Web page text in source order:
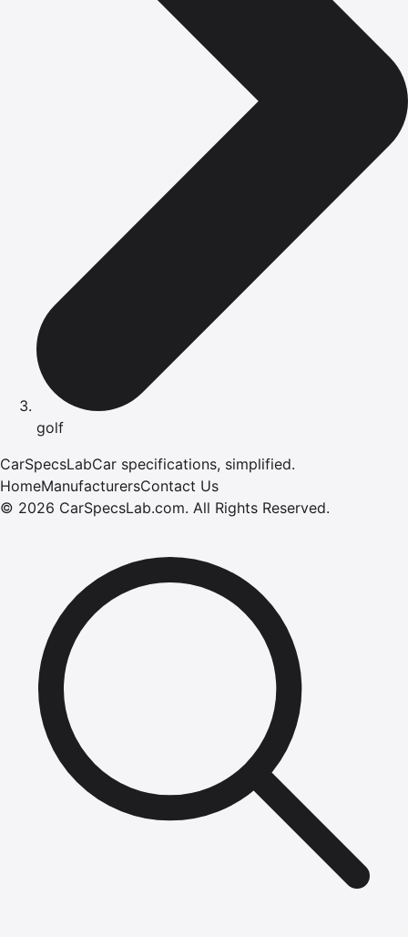
golf
CarSpecsLabCar specifications, simplified.
HomeManufacturersContact Us
© 2026 CarSpecsLab.com. All Rights Reserved.